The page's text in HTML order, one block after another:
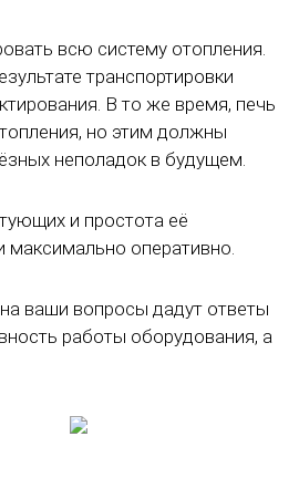
всю систему отопления.
транспортировки
В то же время, печь
но этим должны
неполадок в будущем.
и простота её
максимально оперативно.
ваши вопросы дадут ответы
работы оборудования, а